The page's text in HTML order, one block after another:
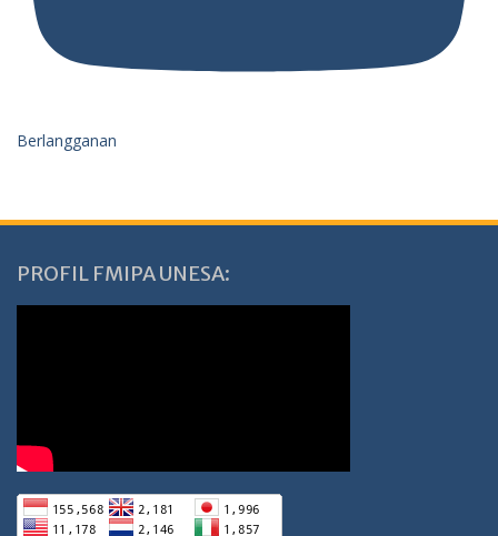
Berlangganan
PROFIL FMIPA UNESA: